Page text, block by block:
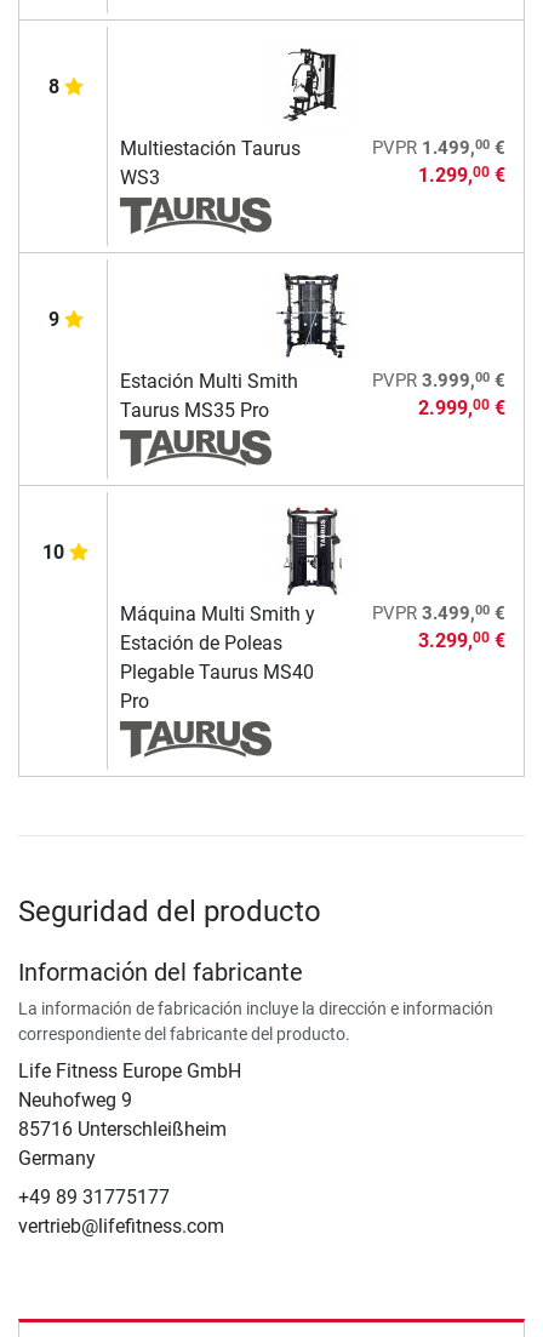
8
Multiestación Taurus
WS3
PVPR 1.499,00€
1.299,00€
9
Estación Multi Smith
Taurus MS35 Pro
PVPR 3.999,00€
2.999,00€
10
Máquina Multi Smith y
Estación de Poleas
Plegable Taurus MS40
Pro
PVPR 3.499,00€
3.299,00€
Seguridad del producto
Información del fabricante
La información de fabricación incluye la dirección e información
correspondiente del fabricante del producto.
Life Fitness Europe GmbH
Neuhofweg 9
85716 Unterschleißheim
Germany
+49 89 31775177
vertrieb@lifefitness.com